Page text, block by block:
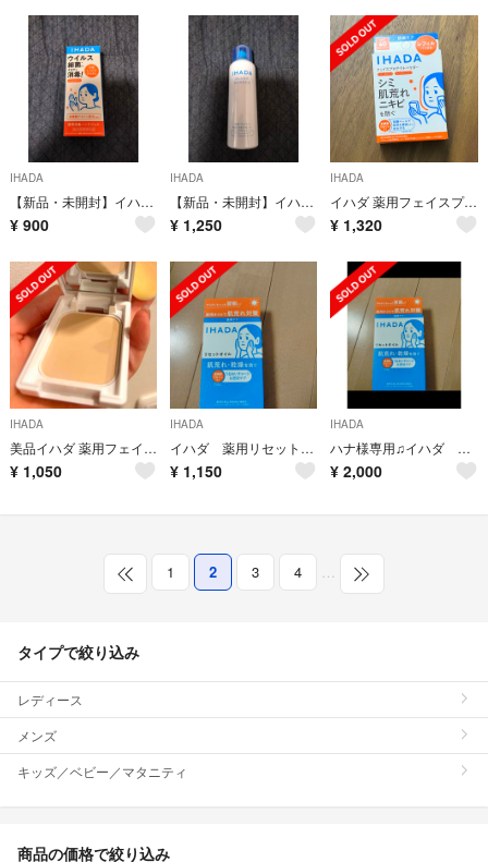
IHADA
​【新品・未開封】イハダ 薬用消毒ハンドジェル 80ml 資生堂 IHADA
¥ 900
IHADA
​【新品・未開封】イハダ アレルスクリーン EX 100g 花粉 ウイルスブロッ
¥ 1,250
IHADA
イハダ 薬用フェイスプロテクトパウダー 詰め替え用 (レフィル)(9g)
¥ 1,320
IHADA
美品イハダ 薬用フェイスパウダー
¥ 1,050
IHADA
イハダ 薬用リセットオイル
¥ 1,150
IHADA
ハナ様専用♫イハダ 薬用リセットオイル✕２点
¥ 2,000
1 2 3 4 …
タイプで絞り込み
レディース
メンズ
キッズ／ベビー／マタニティ
商品の価格で絞り込み